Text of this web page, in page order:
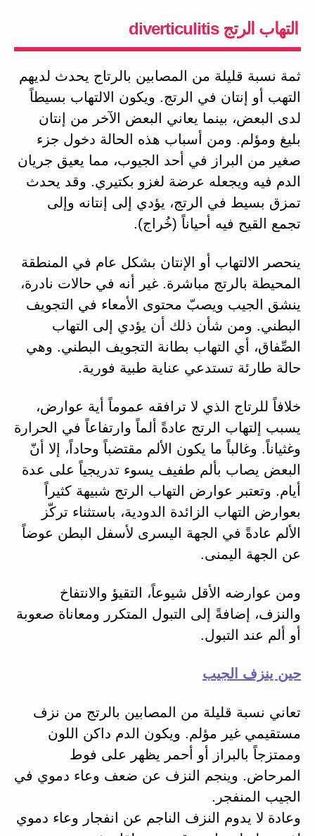
التهاب الرتج diverticulitis
ثمة نسبة قليلة من المصابين بالرتاج يحدث لديهم
التهب أو إنتان في الرتج. ويكون الالتهاب بسيطاً
لدى البعض، بينما يعاني البعض الآخر من إنتان
بليغ ومؤلم. ومن أسباب هذه الحالة دخول جزء
صغير من البراز في أحد الجيوب، مما يعيق جريان
الدم فيه ويجعله عرضة لغزو بكتيري. وقد يحدث
تمزق بسيط في الرتج، يؤدي إلى إنتانه وإلى
تجمع القيح فيه أحياناً (خُراج).
ينحصر الالتهاب أو الإنتان بشكل عام في المنطقة
المحيطة بالرتج مباشرة. غير أنه في حالات نادرة،
ينشق الجيب ويصبّ محتوى الأمعاء في التجويف
البطني. ومن شأن ذلك أن يؤدي إلى التهاب
الصِّفاق، أي التهاب بطانة التجويف البطني. وهي
حالة طارئة تستدعي عناية طبية فورية.
خلافاً للرتاج الذي لا ترافقه عموماً أية عوارض،
يسبب إلتهاب الرتج عادةً ألماً وارتفاعاً في الحرارة
وغثياناً. وغالباً ما يكون الألم مقتضباً وحاداً، إلا أنّ
البعض يصاب بألم طفيف يسوء تدريجياً على عدة
أيام. وتعتبر عوارض التهاب الرتج شبيهة كثيراً
بعوارض التهاب الزائدة الدودية، باستثناء تركّز
الألم عادةً في الجهة اليسرى لأسفل البطن عوضاً
عن الجهة اليمنى.
ومن عوارضه الأقل شيوعاً، التقيؤ والانتفاخ
والنزف، إضافةً إلى التبول المتكرر ومعاناة صعوبة
أو ألم عند التبول.
حين ينزف الجيب
تعاني نسبة قليلة من المصابين بالرتج من نزف
مستقيمي غير مؤلم. ويكون الدم داكن اللون
وممتزجاً بالبراز أو أحمر يظهر على فوط
المرحاض. وينجم النزف عن ضعف وعاء دموي في
الجيب المنفجر.
وعادة لا يدوم النزف الناجم عن انفجار وعاء دموي